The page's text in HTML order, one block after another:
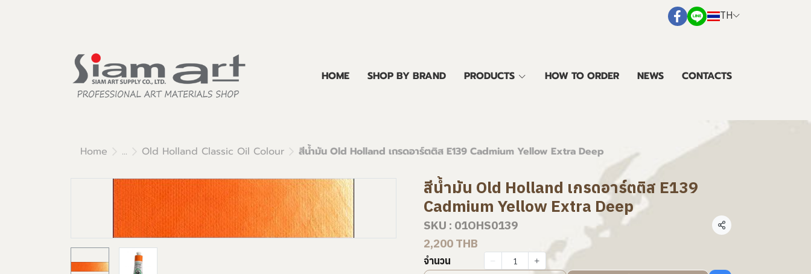
TH
HOME SHOP BY BRAND PRODUCTS HOW TO ORDER NEWS CONTACTS
Home ... Old Holland Classic Oil Colour สีน้ำมัน Old Holland เกรดอาร์ตติส E139 Cadmium Yellow Extra Deep
สีน้ำมัน Old Holland เกรดอาร์ตติส E139
Cadmium Yellow Extra Deep
SKU : 01OHS0139 แชร์
2,200 THB
จำนวน